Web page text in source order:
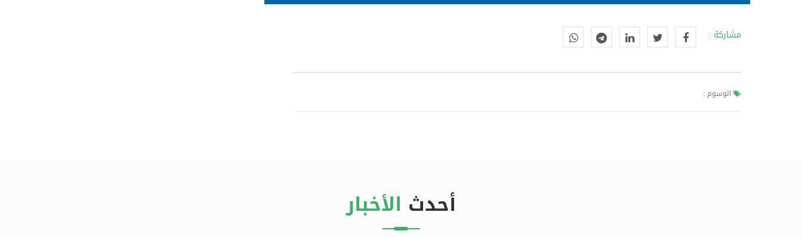
مشاركة :
الوسوم :
أحدث الأخبار